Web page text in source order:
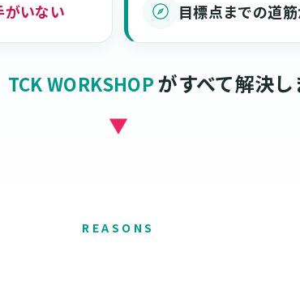
いない 目標点までの道
TCK WORKSHOP がすべて解決
▼
REASONS